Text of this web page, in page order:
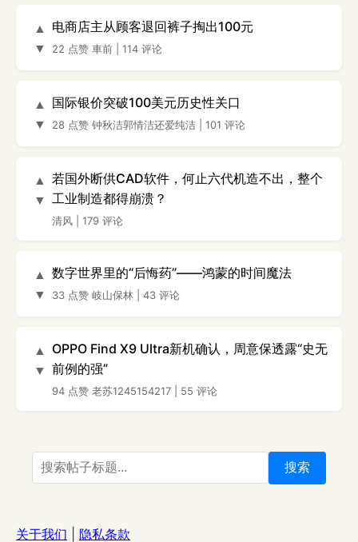
▲
▼
电商店主从顾客退回裤子掏出100元
22 点赞 車前 114 评论
▲
▼
国际银价突破100美元历史性关口
28 点赞 钟秋洁郭情洁还爱纯洁 101 评论
▲
▼
若国外断供CAD软件，何止六代机造不出，整个
工业制造都得崩溃？
清风 179 评论
▲
▼
数字世界里的“后悔药”——鸿蒙的时间魔法
33 点赞 岐山保林 43 评论
▲
▼
OPPO Find X9 Ultra新机确认，周意保透露“史无
前例的强”
94 点赞 老苏1245154217 55 评论
搜索
关于我们 隐私条款